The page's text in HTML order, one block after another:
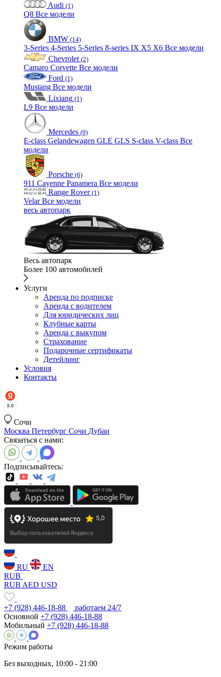
Audi (1)
Q8 Все модели
BMW (14)
3-Series 4-Series 5-Series 8-series IX X5 X6 Все модели
Chevrolet (2)
Camaro Corvette Все модели
Ford (1)
Mustang Все модели
Lixiang (1)
L9 Все модели
Mercedes (9)
E-class Gelandewagen GLE GLS S-class V-class Все
модели
Porsche (6)
911 Cayenne Panamera Все модели
Range Rover (1)
VelarВсе модели
весь автопарк
Весь автопарк
Более 100 автомобилей
Услуги
Аренда по подписке
Аренда с водителем
Для юридических лиц
Клубные карты
Аренда с выкупом
Страхование
Подарочные сертификаты
Детейлинг
Условия
Контакты
Сочи
Москва Петербург Сочи Дубаи
Связаться с нами:
Подписывайтесь:
RU
EN
RUB
RUB AED USD
+7 (928) 446-18-88
работаем 24/7
Основной +7 (928) 446-18-88
Мобильный +7 (928) 446-18-88
Режим работы
Без выходных, 10:00 - 21:00